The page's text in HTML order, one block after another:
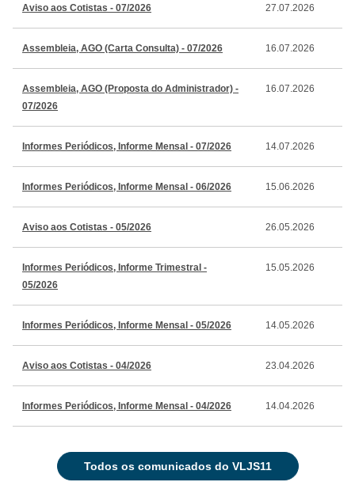
Aviso aos Cotistas - 07/2026 27.07.2026
Assembleia, AGO (Carta Consulta) - 07/2026 16.07.2026
Assembleia, AGO (Proposta do Administrador) -
07/2026
16.07.2026
Informes Periódicos, Informe Mensal - 07/2026 14.07.2026
Informes Periódicos, Informe Mensal - 06/2026 15.06.2026
Aviso aos Cotistas - 05/2026 26.05.2026
Informes Periódicos, Informe Trimestral -
05/2026
15.05.2026
Informes Periódicos, Informe Mensal - 05/2026 14.05.2026
Aviso aos Cotistas - 04/2026 23.04.2026
Informes Periódicos, Informe Mensal - 04/2026 14.04.2026
todos os comunicados do VLJS11